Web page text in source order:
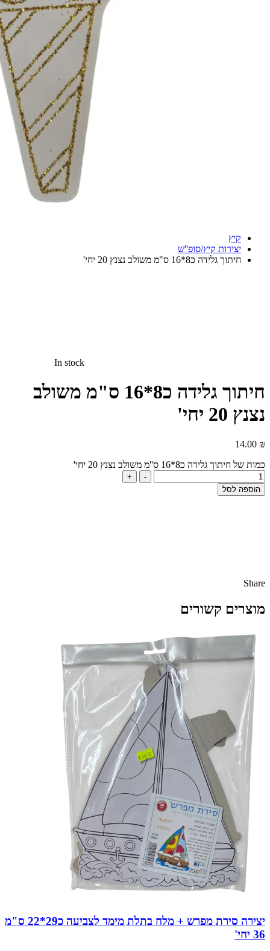
קיץ
יצירות קיץ/סופ''ש
חיתוך גלידה כ8*16 ס"מ משולב נצנץ 20 יחי'
In stock
חיתוך גלידה כ8*16 ס"מ משולב
נצנץ 20 יחי'
14.00 ₪
כמות של חיתוך גלידה כ8*16 ס''מ משולב נצנץ 20 יחי'
-
+
הוספה לסל
Share
מוצרים קשורים
יצירה סירת מפרש + מלח בתלת מימד לצביעה כ29*22 ס"מ
36 יחי'